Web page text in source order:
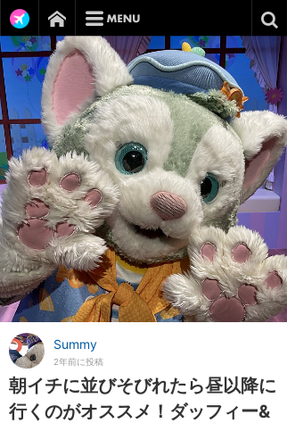
Summy
2年前に投稿
朝イチに並びそびれたら昼以降に
行くのがオススメ！ダッフィー&